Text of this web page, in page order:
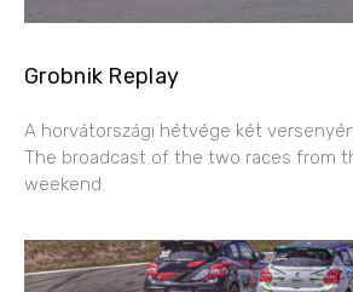
Grobnik Replay
A horvátországi hétvége két
The broadcast of the two races from
weekend.